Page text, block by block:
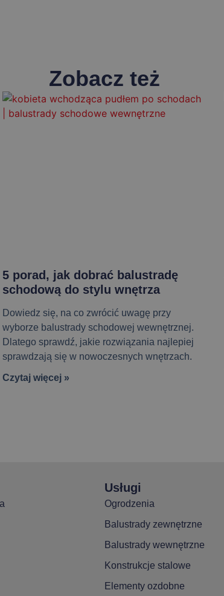
Zobacz też
5 porad, jak dobrać balustradę
schodową do stylu wnętrza
Dowiedz się, na co zwrócić uwagę przy
wyborze balustrady schodowej wewnętrznej.
Dlatego sprawdź, jakie rozwiązania najlepiej
sprawdzają się w nowoczesnych wnętrzach.
Czytaj więcej »
Usługi
Ogrodzenia
Balustrady zewnętrzne
Balustrady wewnętrzne
Konstrukcje stalowe
Elementy ozdobne